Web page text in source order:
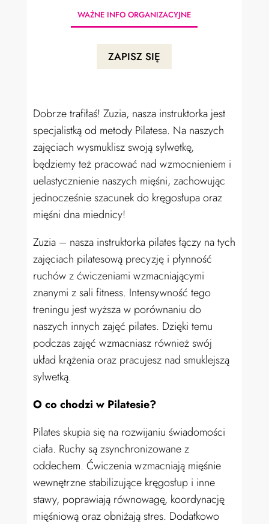
WAŻNE INFO ORGANIZACYJNE
ZAPISZ SIĘ
Dobrze trafiłaś! Zuzia, nasza instruktorka jest
specjalistką od metody Pilatesa. Na naszych
zajęciach wysmuklisz swoją sylwetkę,
będziemy też pracować nad wzmocnieniem i
uelastycznienie naszych mięśni, zachowując
jednocześnie szacunek do kręgosłupa oraz
mięśni dna miednicy!
Zuzia – nasza instruktorka pilates łączy na tych
zajęciach pilatesową precyzję i płynność
ruchów z ćwiczeniami wzmacniającymi
znanymi z sali fitness. Intensywność tego
treningu jest wyższa w porównaniu do
naszych innych zajęć pilates. Dzięki temu
podczas zajęć wzmacniasz również swój
układ krążenia oraz pracujesz nad smuklejszą
sylwetką.
O co chodzi w Pilatesie?
Pilates skupia się na rozwijaniu świadomości
ciała. Ruchy są zsynchronizowane z
oddechem. Ćwiczenia wzmacniają mięśnie
wewnętrzne stabilizujące kręgosłup i inne
stawy, poprawiają równowagę, koordynację
mięśniową oraz obniżają stres. Dodatkowo